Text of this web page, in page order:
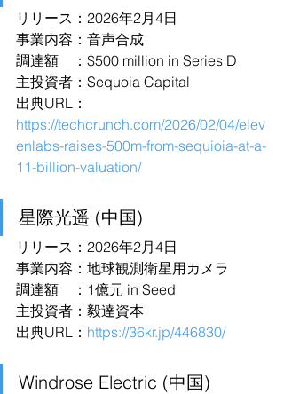
リリース：2026年2月4日
事業内容：音声合成
調達額　：$500 million in Series D
主投資者：Sequoia Capital
出典URL：
https://techcrunch.com/2026/02/04/elev
enlabs-raises-500m-from-sequioia-at-a-
11-billion-valuation/
星際光遥 (中国)
リリース：2026年2月4日
事業内容：地球観測衛星用カメラ
調達額　：1億元 in Seed
主投資者：毅達資本
出典URL： https://36kr.jp/446830/
Windrose Electric (中国)